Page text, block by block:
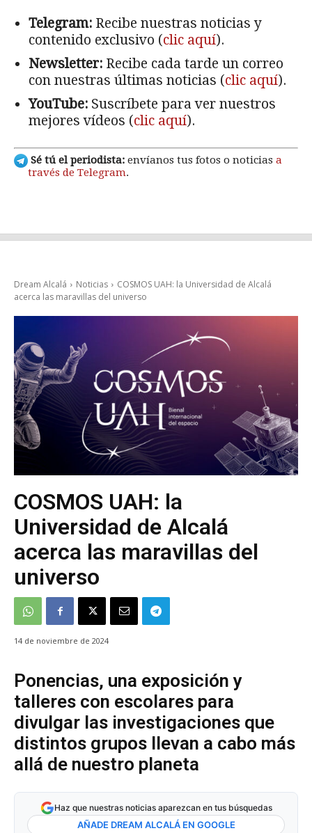
Telegram: Recibe nuestras noticias y
contenido exclusivo (clic aquí).
Newsletter: Recibe cada tarde un correo
con nuestras últimas noticias (clic aquí).
YouTube: Suscríbete para ver nuestros
mejores vídeos (clic aquí).
Sé tú el periodista: envíanos tus fotos o noticias a
través de Telegram.